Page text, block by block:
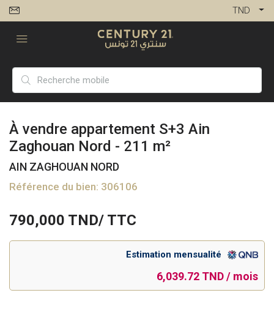
TND
À vendre appartement S+3 Ain
Zaghouan Nord - 211 m²
AIN ZAGHOUAN NORD
Référence du bien: 306106
790,000 TND/ TTC
Estimation mensualité
6,039.72 TND / mois